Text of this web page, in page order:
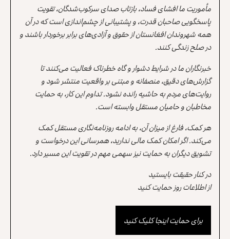
مأموریت ما افشای فساد، بازتاب صدای سرکوب‌شدگان، تقویت
پاسخگویی صاحبان قدرت، و پشتیبانی از چشم‌اندازی است که در آن
همه شهروندان افغانستان از حقوق و آزادی‌های برابر برخوردار باشند و
در صلح زندگی کنند.
خبرنگاران ما در شرایط دشوار و گاه خطرناک فعالیت می‌کنند تا
گزارش‌های دقیق، منصفانه و مبتنی بر واقعیت منتشر شود و
روایت‌های مردم به حاشیه رانده نشود. تداوم این کار، به حمایت
مخاطبان و حامیان مستقل وابسته است.
هر کمک، فارغ از میزان آن، به ادامه روزنامه‌نگاری مستقل کمک
می‌کند. اگر امکان کمک مالی ندارید، همرسانی این درخواست و
تشویق دیگران به حمایت نیز سهمی مهم در تقویت این مسیر دارد.
در کنار حقیقت بایستید
از اطلاعات روز حمایت کنید
برای حمایت اینجا کلیک کنید